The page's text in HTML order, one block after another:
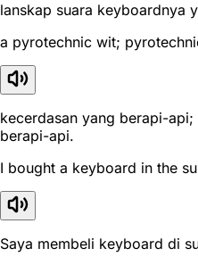
lanskap suara keyboardnya
a pyrotechnic wit;
kecerdasan yang berapi-
berapi-api.
I bought a keyboard in the
Saya membeli keyboard di